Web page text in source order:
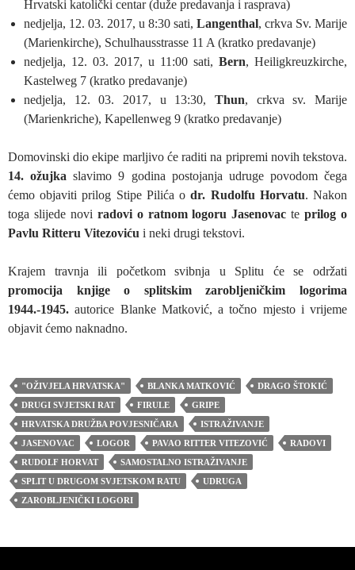
Hrvatski katolički centar (duže predavanja i rasprava)
nedjelja, 12. 03. 2017, u 8:30 sati, Langenthal, crkva Sv. Marije
(Marienkirche), Schulhausstrasse 11 A (kratko predavanje)
nedjelja, 12. 03. 2017, u 11:00 sati, Bern, Heiligkreuzkirche,
Kastelweg 7 (kratko predavanje)
nedjelja, 12. 03. 2017, u 13:30, Thun, crkva sv. Marije
(Marienkriche), Kapellenweg 9 (kratko predavanje)
Domovinski dio ekipe marljivo će raditi na pripremi novih tekstova.
14. ožujka slavimo 9 godina postojanja udruge povodom čega
ćemo objaviti prilog Stipe Pilića odr. Rudolfu Horvatu. Nakon
toga slijede novi radovi o ratnom logoru Jasenovac teprilog o
Pavlu Ritteru Vitezoviću i neki drugi tekstovi.
Krajem travnja ili početkom svibnja u Splitu će se održati
promocija knjige o splitskim zarobljeničkim logorima
1944.-1945. autorice Blanke Matković, a točno mjesto i vrijeme
objavit ćemo naknadno.
"OŽIVJELA HRVATSKA" BLANKA MATKOVIĆ
DRAGO ŠTOKIĆ
DRUGI SVJETSKI RAT
FIRULE
GRIPE
HRVATSKA DRUŽBA POVJESNIČARA
ISTRAŽIVANJE
JASENOVAC
LOGOR PAVAO RITTER VITEZOVIĆ
RADOVI
RUDOLF HORVAT
SAMOSTALNO ISTRAŽIVANJE
SPLIT U DRUGOM SVJETSKOM RATU
UDRUGA
ZAROBLJENIČKI LOGORI